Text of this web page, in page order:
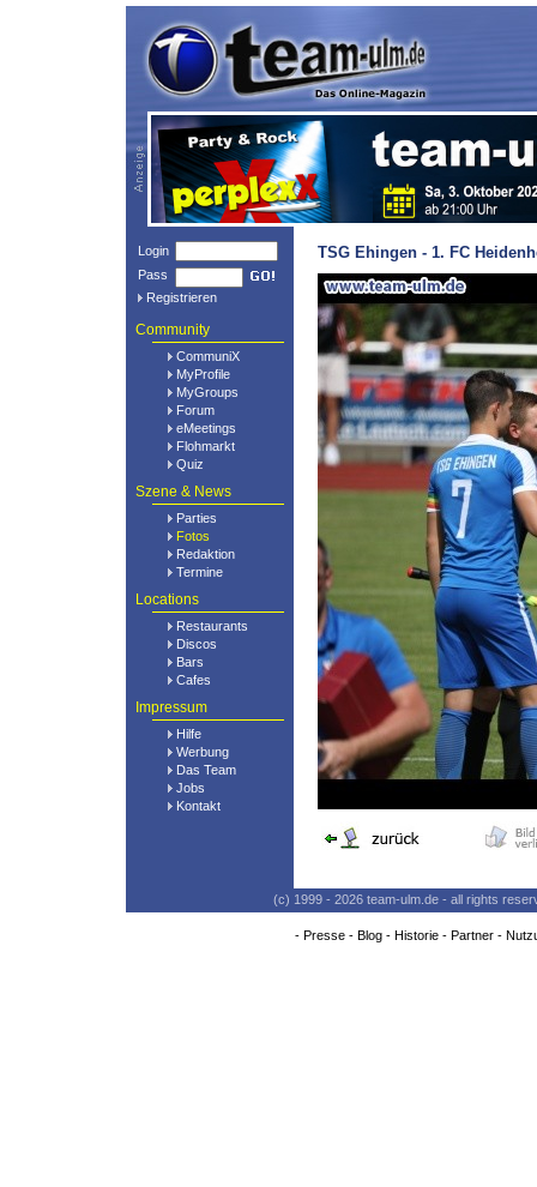
Login
Pass
Registrieren
Community
CommuniX
MyProfile
MyGroups
Forum
eMeetings
Flohmarkt
Quiz
Szene & News
Parties
Fotos
Redaktion
Termine
Locations
Restaurants
Discos
Bars
Cafes
Impressum
Hilfe
Werbung
Das Team
Jobs
Kontakt
TSG Ehingen - 1. FC
(c) 1999 - 2026 team-ulm.de - all rights
- Presse- Blog- Historie- Partner-